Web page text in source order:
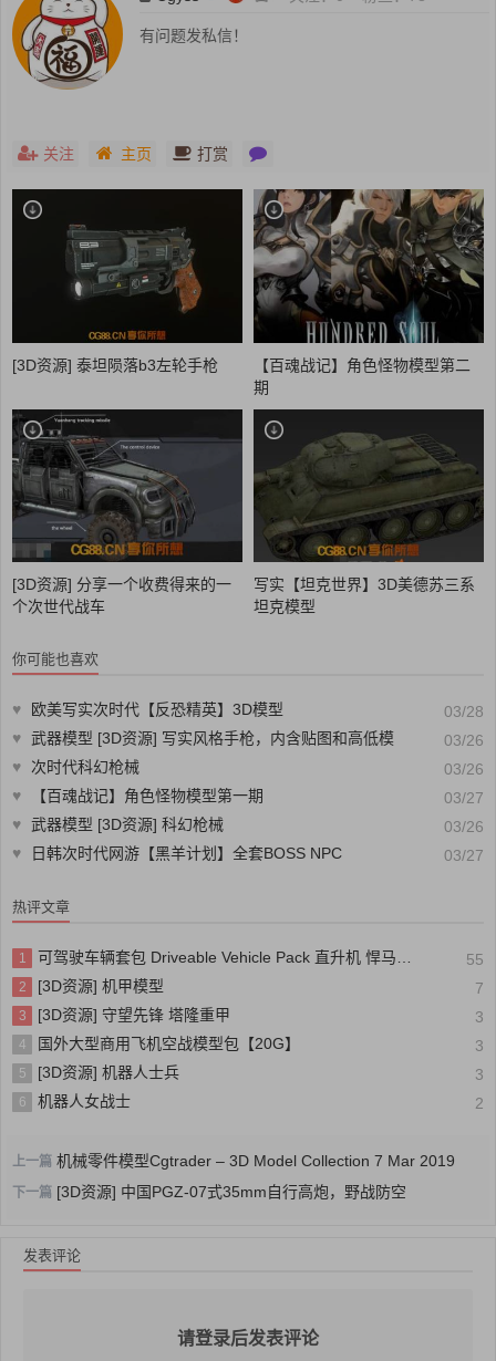
有问题发私信！
关注 主页 打赏
[3D资源] 泰坦陨落b3左轮手枪
【百魂战记】角色怪物模型第二
期
[3D资源] 分享一个收费得来的一
个次世代战车
写实【坦克世界】3D美德苏三系
坦克模型
你可能也喜欢
♥ 欧美写实次时代【反恐精英】3D模型
03/28
♥ 武器模型 [3D资源] 写实风格手枪，内含贴图和高低模
03/26
♥ 次时代科幻枪械
03/26
♥
【百魂战记】角色怪物模型第一期
03/27
♥ 武器模型 [3D资源] 科幻枪械
03/26
♥
日韩次时代网游【黑羊计划】全套BOSS NPC 03/27
热评文章
1 可驾驶车辆套包 Driveable Vehicle Pack 直升机 悍马 步兵车 55
2 [3D资源] 机甲模型 7
3 [3D资源] 守望先锋 塔隆重甲 3
4 国外大型商用飞机空战模型包【20G】 3
5 [3D资源] 机器人士兵 3
6 机器人女战士 2
上一篇 机械零件模型Cgtrader – 3D Model Collection 7 Mar 2019
下一篇 [3D资源] 中国PGZ-07式35mm自行高炮，野战防空
发表评论
请登录后发表评论